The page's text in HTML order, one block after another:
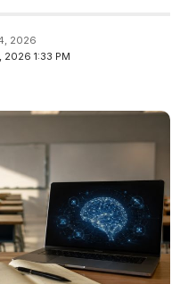
2026 1:33 PM
2026